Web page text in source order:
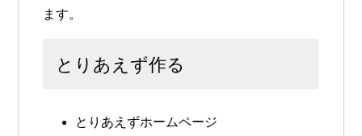
ます。
とりあえず作る
とりあえずホームページ